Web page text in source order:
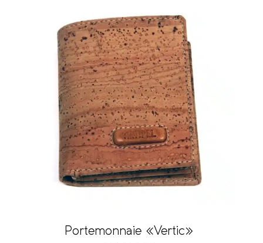
Portemonnaie «Vertic»